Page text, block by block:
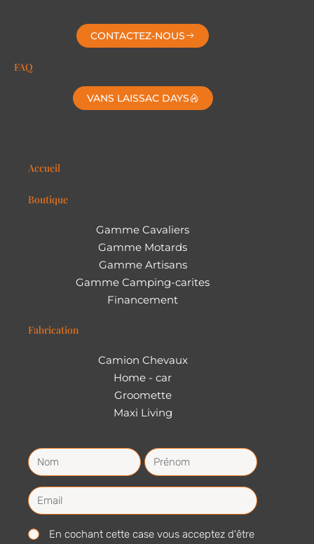
CONTACTEZ-NOUS
FAQ
VANS LAISSAC DAYS
Accueil
Boutique
Gamme Cavaliers
Gamme Motards
Gamme Artisans
Gamme Camping-carites
Financement
Fabrication
Camion Chevaux
Home - car
Groomette
Maxi Living
En cochant cette case vous acceptez d'être